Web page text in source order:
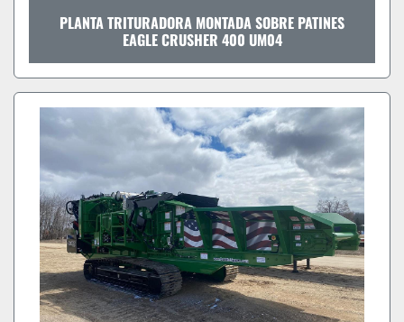
PLANTA TRITURADORA MONTADA SOBRE PATINES
EAGLE CRUSHER 400 UM04